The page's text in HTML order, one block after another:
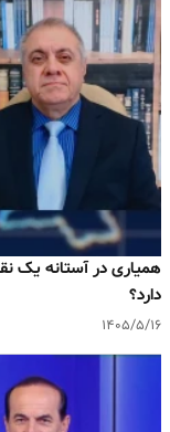
همیاری در آستانه یک
دارد؟
۱۴۰۵/۵/۱۶